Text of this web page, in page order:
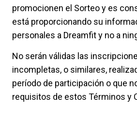
promocionen el Sorteo y es
está proporcionando su
personales a Dreamfit y no a
No serán válidas las
incompletas, o similares,
período de participación o que
requisitos de estos Términos y